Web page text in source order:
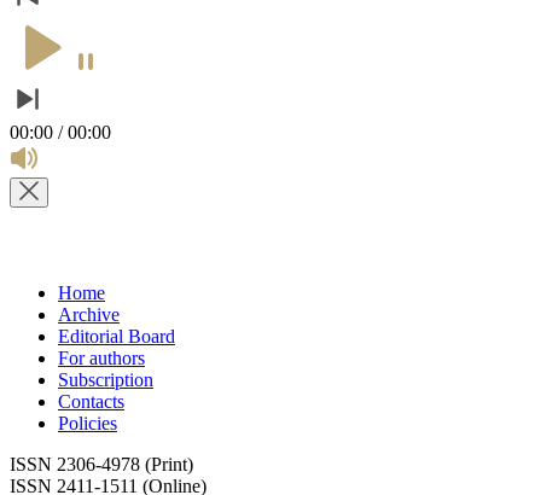
00:00 / 00:00
Home
Archive
Editorial Board
For authors
Subscription
Contacts
Policies
ISSN 2306-4978 (Print)
ISSN 2411-1511 (Online)